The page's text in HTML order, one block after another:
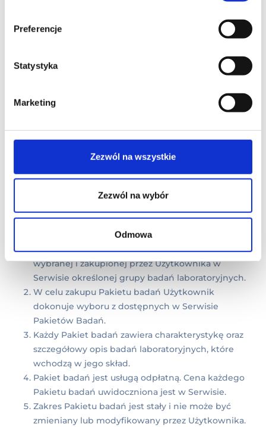
Preferencje
Statystyka
Marketing
Zezwól na wszystkie
Zezwól na wybór
Odmowa
prawidłowego wykonania badań laboratoryjnych w
zakupionych do Pakietu Badań. Użytkownik nie ma
możliwości dokonania zakupu Pakietu Badań i
Pielęgniarskiej. Użytkownik nie ma możliwości
W przypadku niewykorzystania Pakietu Badań
zasady zwrotu opłaty za niewykonaną Usługę
II. Pakiet badań.
Pakiet badań stanowi Świadczenie Zdrowotne
będące usługą polegającą na przeprowadzeniu
wybranej i zakupionej przez Użytkownika w
Serwisie określonej grupy badań laboratoryjnych.
W celu zakupu Pakietu badań Użytkownik
dokonuje wyboru z dostępnych w Serwisie
Pakietów Badań.
Każdy Pakiet badań zawiera charakterystykę oraz
szczegółowy opis badań laboratoryjnych, które
wchodzą w jego skład.
Pakiet badań jest usługą odpłatną. Cena każdego
Pakietu badań uwidoczniona jest w Serwisie.
Zakres Pakietu badań jest stały i nie może być
zmieniany lub modyfikowany przez Użytkownika.